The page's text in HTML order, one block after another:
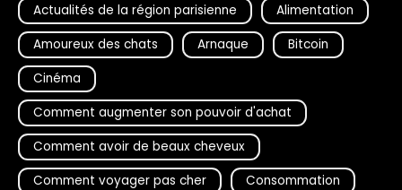
Actualités de la région parisienne
Alimentation
Amoureux des chats
Arnaque
Bitcoin
Cinéma
Comment augmenter son pouvoir d'achat
Comment avoir de beaux cheveux
Comment voyager pas cher
Consommation